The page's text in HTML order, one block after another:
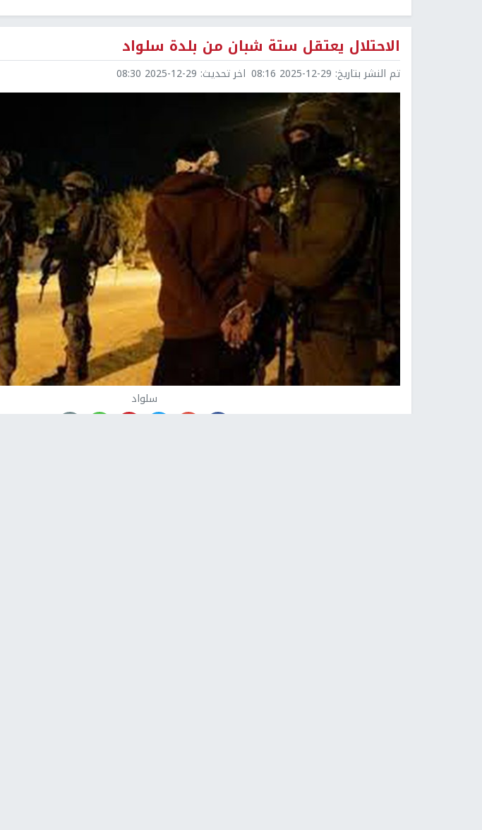
الاحتلال يعتقل ستة شبان من بلدة سلواد
تم النشر بتاريخ: 2025-12-29 08:16 اخر تحديث: 2025-12-29 08:30
سلواد